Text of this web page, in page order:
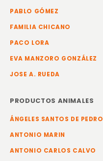
PABLO GÓMEZ
FAMILIA CHICANO
PACO LORA
EVA MANZORO GONZÁLEZ
JOSE A. RUEDA
PRODUCTOS ANIMALES
ÁNGELES SANTOS DE PEDRO
ANTONIO MARIN
ANTONIO CARLOS CALVO